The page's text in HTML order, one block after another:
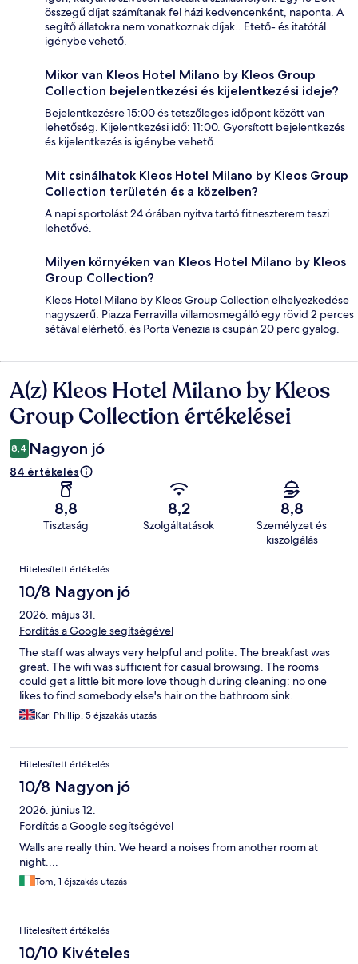
összegű díjat számítanak fel házi kedvencenként, naponta. A
segítő állatokra nem vonatkoznak díjak.. Etető- és itatótál
igénybe vehető.
Mikor van Kleos Hotel Milano by Kleos Group
Collection bejelentkezési és kijelentkezési ideje?
Bejelentkezésre 15:00 és tetszőleges időpont között van
lehetőség. Kijelentkezési idő: 11:00. Gyorsított bejelentkezés
és kijelentkezés is igénybe vehető.
Mit csinálhatok Kleos Hotel Milano by Kleos Group
Collection területén és a közelben?
A napi sportolást 24 órában nyitva tartó fitneszterem teszi
lehetővé.
Milyen környéken van Kleos Hotel Milano by Kleos
Group Collection?
Kleos Hotel Milano by Kleos Group Collection elhelyezkedése
nagyszerű. Piazza Ferravilla villamosmegálló egy rövid 2 perces
sétával elérhető, és Porta Venezia is csupán 20 perc gyalog.
Értékelések
A(z) Kleos Hotel Milano by Kleos
Group Collection értékelései
8,4 Nagyon jó
84 értékelés
8,8
Tisztaság
8,2
Szolgáltatások
8,8
Személyzet és
kiszolgálás
Értékelések
Hitelesített értékelés
10/8 Nagyon jó
2026. május 31.
Fordítás a Google segítségével
The staff was always very helpful and polite. The breakfast was
great. The wifi was sufficient for casual browsing. The rooms
could get a little bit more love though during cleaning: no one
likes to find somebody else's hair on the bathroom sink.
Karl Phillip, 5 éjszakás utazás
Hitelesített értékelés
10/8 Nagyon jó
2026. június 12.
Fordítás a Google segítségével
Walls are really thin. We heard a noises from another room at
night....
Tom, 1 éjszakás utazás
Hitelesített értékelés
10/10 Kivételes